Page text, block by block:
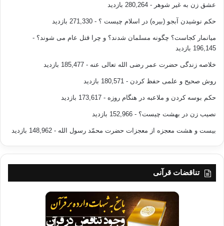
عشق زن به غیر شوهر - 280,264 بازدید
حکم نوشیدن آبجو (بیره) در اسلام چیست ؟ - 271,330 بازدید
میانمار کجاست؟ چگونه مسلمان شدند؟ و چرا قتل عام می شوند؟ -
196,145 بازدید
خلاصه زندگی حضرت عمر رضی الله تعالی عنه - 185,477 بازدید
روش صحیح و علمی حفظ کردن - 180,571 بازدید
حکم بوسه کردن و ملاعبه در هنگام روزه - 173,617 بازدید
نصیب زن در بهشت چیست؟ - 152,966 بازدید
بیست و هشت معجزه از معجزات حضرت محمّد رسول الله - 148,962 بازدید
تناقضات قرآنی